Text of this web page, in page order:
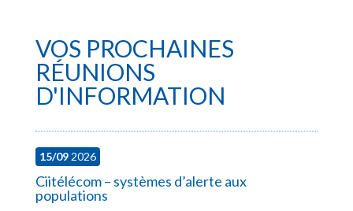
VOS PROCHAINES
RÉUNIONS
D'INFORMATION
15/092026
Ciitélécom – systèmes d’alerte aux
populations